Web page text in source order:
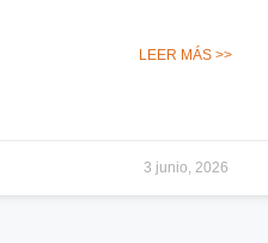
LEER MÁS >>
3 junio, 2026